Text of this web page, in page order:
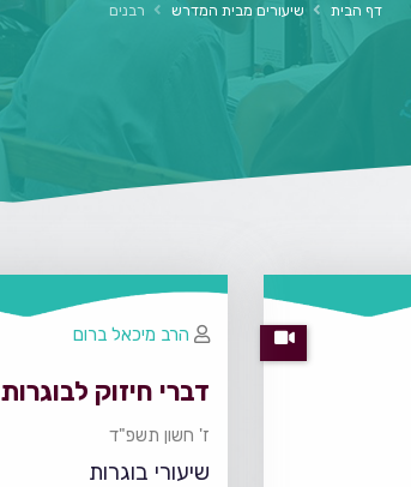
דף הבית שיעורים מבית המדרש רבנים
דברי חיזוק לבוגרות
ז' חשון תשפ"ד
שיעורי בוגרות
הרב מיכאל ברום